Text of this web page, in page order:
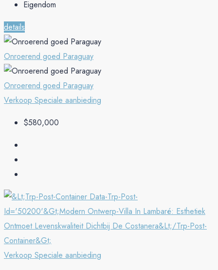
Eigendom
details
Onroerend goed Paraguay
Onroerend goed Paraguay
Verkoop Speciale aanbieding
$580,000
Verkoop Speciale aanbieding